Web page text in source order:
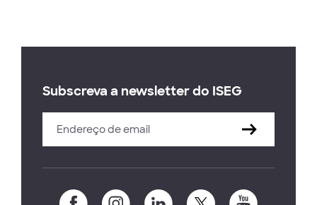
Subscreva a newsletter do ISEG